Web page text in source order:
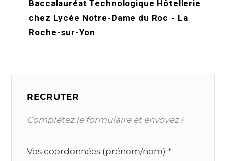
Baccalauréat Technologique Hôtellerie
chez Lycée Notre-Dame du Roc - La
Roche-sur-Yon
RECRUTER
Complétez le formulaire et envoyez !
Vos coordonnées (prénom/nom) *